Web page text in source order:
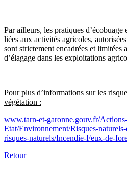
Par ailleurs, les pratiques d’écobuage
liées aux activités agricoles,
sont strictement encadrées et limitées
d’élagage dans les exploitations
Pour plus d’informations sur les
végétation :
www.tarn-et-garonne.gouv.fr/
Etat/Environnement/Risques-
risques-naturels/Incendie-Feux-de-
Retour